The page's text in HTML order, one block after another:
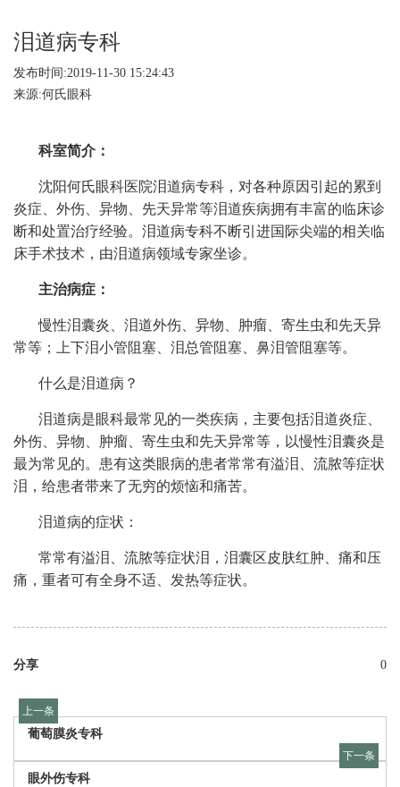
泪道病专科
发布时间:2019-11-30 15:24:43
来源:何氏眼科
科室简介：
沈阳何氏眼科医院泪道病专科，对各种原因引起的累到
炎症、外伤、异物、先天异常等泪道疾病拥有丰富的临床诊
断和处置治疗经验。泪道病专科不断引进国际尖端的相关临
床手术技术，由泪道病领域专家坐诊。
主治病症：
慢性泪囊炎、泪道外伤、异物、肿瘤、寄生虫和先天异
常等；上下泪小管阻塞、泪总管阻塞、鼻泪管阻塞等。
什么是泪道病？
泪道病是眼科最常见的一类疾病，主要包括泪道炎症、
外伤、异物、肿瘤、寄生虫和先天异常等，以慢性泪囊炎是
最为常见的。患有这类眼病的患者常常有溢泪、流脓等症状
泪，给患者带来了无穷的烦恼和痛苦。
泪道病的症状：
常常有溢泪、流脓等症状泪，泪囊区皮肤红肿、痛和压
痛，重者可有全身不适、发热等症状。
分享 0
上一条
葡萄膜炎专科
下一条
眼外伤专科